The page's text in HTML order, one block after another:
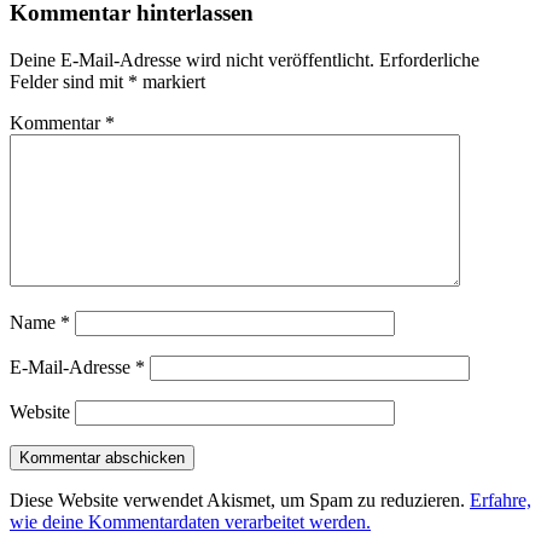
Kommentar hinterlassen
Deine E-Mail-Adresse wird nicht veröffentlicht. Erforderliche
Felder sind mit * markiert
Kommentar *
Name *
E-Mail-Adresse *
Website
Diese Website verwendet Akismet, um Spam zu reduzieren. Erfahre,
wie deine Kommentardaten verarbeitet werden.